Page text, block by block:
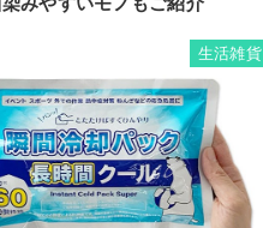
生活雑貨